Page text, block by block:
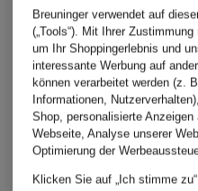
Breuninger verwendet auf
(„Tools“). Mit Ihrer
um Ihr Shoppingerlebnis und
interessante Werbung auf
können verarbeitet werden (z.
Informationen,
Shop, personalisierte
Webseite, Analyse unserer
Optimierung der
Klicken Sie auf „Ich stimme